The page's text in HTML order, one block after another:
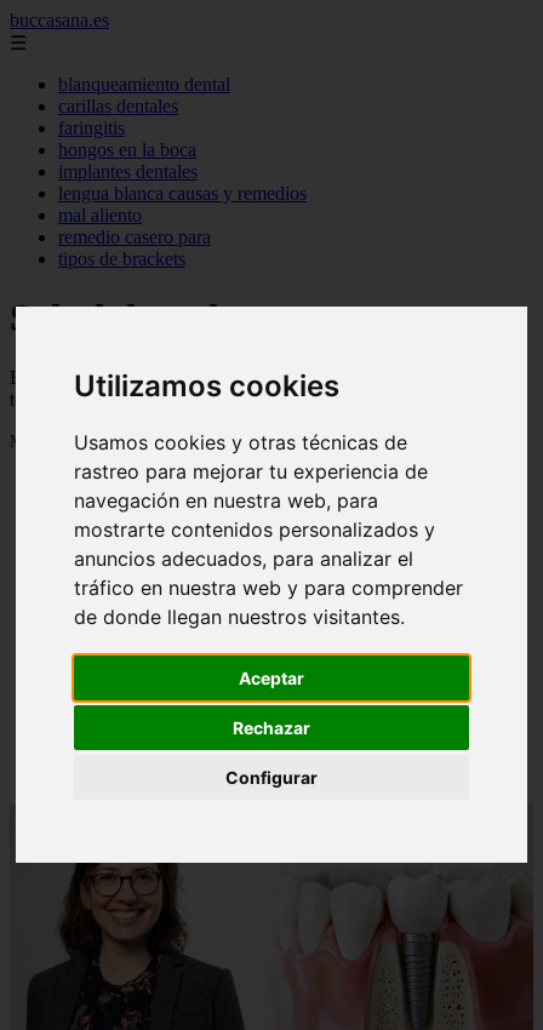
Utilizamos cookies
Usamos cookies y otras técnicas de
rastreo para mejorar tu experiencia de
navegación en nuestra web, para
mostrarte contenidos personalizados y
anuncios adecuados, para analizar el
tráfico en nuestra web y para comprender
de donde llegan nuestros visitantes.
Aceptar
Rechazar
Configurar
buccasana.es
☰
blanqueamiento dental
carillas dentales
faringitis
hongos en la boca
implantes dentales
lengua blanca causas y remedios
mal aliento
remedio casero para
tipos de brackets
Salud dental
Blog sobre salud dental con trucos, consejos e informacion para
tener una boca sana
Mostrando 1 - 24 de 719 artículos
¿Paladar Quemado? 【Trucos Caseros y
CómoCurarlo】